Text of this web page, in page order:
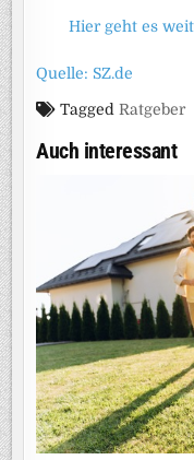
Hier geht es
Quelle: SZ.de
TaggedRatgeber
Auch interessant